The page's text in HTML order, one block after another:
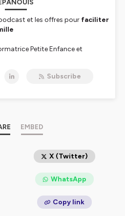
et les offres pour faciliter
Petite Enfance et
et installer plus d’harmonie à la
mon expérience en classe de
apprises en formations et des
podcast avec ⭐⭐⭐⭐⭐
ici: Offres en
Subscribe
EMBED
X (Twitter)
WhatsApp
Copy link